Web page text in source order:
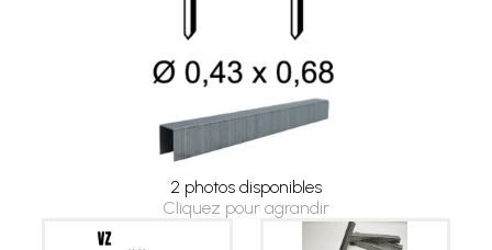
2 photos disponibles
Cliquez pour agrandir